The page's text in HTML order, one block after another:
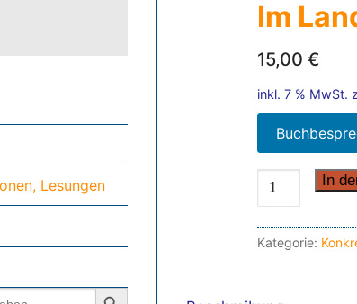
Im
15,00€
inkl. 7 % MwSt.
Im
Land
der
verwirrenden
In
Kategorie:
Lesungen
Search Button